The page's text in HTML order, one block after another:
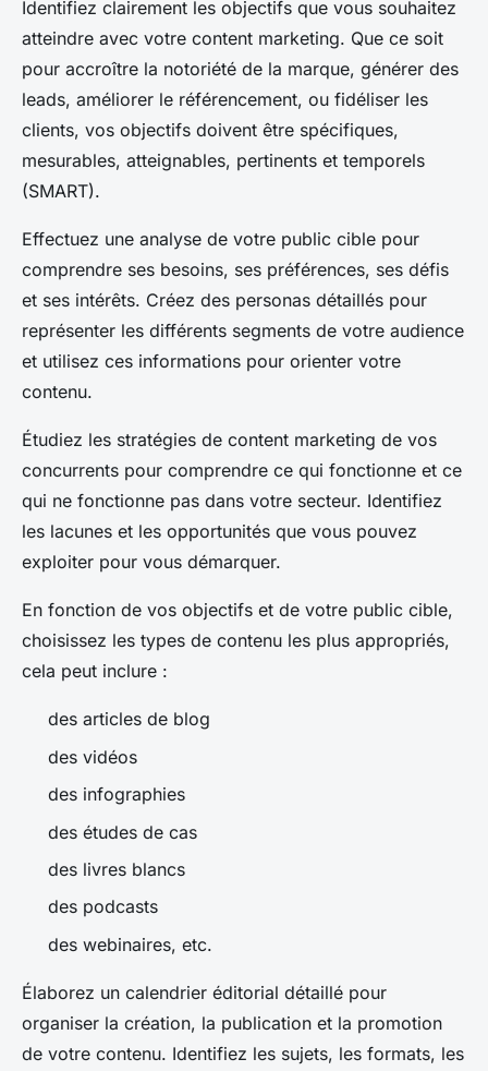
Identifiez clairement les objectifs que vous souhaitez
atteindre avec votre content marketing. Que ce soit
pour accroître la notoriété de la marque, générer des
leads, améliorer le référencement, ou fidéliser les
clients, vos objectifs doivent être spécifiques,
mesurables, atteignables, pertinents et temporels
(SMART).
Effectuez une analyse de votre public cible pour
comprendre ses besoins, ses préférences, ses défis
et ses intérêts. Créez des personas détaillés pour
représenter les différents segments de votre audience
et utilisez ces informations pour orienter votre
contenu.
Étudiez les stratégies de content marketing de vos
concurrents pour comprendre ce qui fonctionne et ce
qui ne fonctionne pas dans votre secteur. Identifiez
les lacunes et les opportunités que vous pouvez
exploiter pour vous démarquer.
En fonction de vos objectifs et de votre public cible,
choisissez les types de contenu les plus appropriés,
cela peut inclure :
des articles de blog
des vidéos
des infographies
des études de cas
des livres blancs
des podcasts
des webinaires, etc.
Élaborez un calendrier éditorial détaillé pour
organiser la création, la publication et la promotion
de votre contenu. Identifiez les sujets, les formats, les